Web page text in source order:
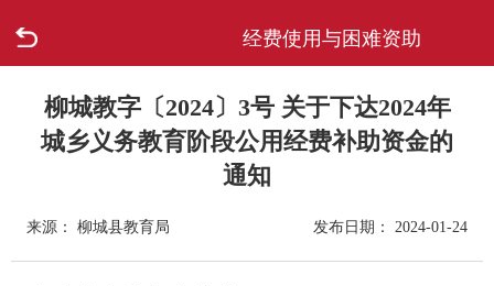
经费使用与困难资助
走进柳城
政府信息公开
柳城教字〔2024〕3号 关于下达2024年
城乡义务教育阶段公用经费补助资金的
通知
来源： 柳城县教育局 发布日期： 2024-01-24